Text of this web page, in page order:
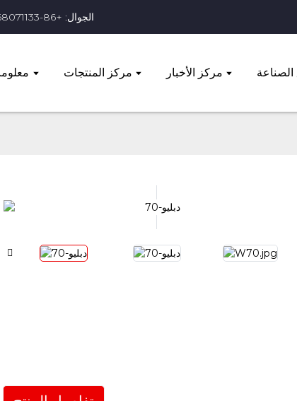
الجوال: +86-15868071133
مركز المنتجات مركز الأخبار